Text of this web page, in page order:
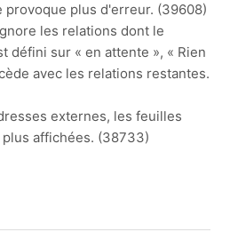
provoque plus d'erreur. (39608)
les relations dont le
défini sur « en attente », « Rien
avec les relations restantes.
externes, les feuilles
affichées. (38733)